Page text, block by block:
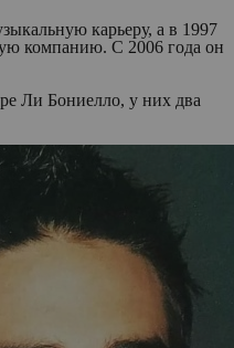
карьеру, а в 1997
компанию. С 2006 года он
Ли Бониелло, у них два